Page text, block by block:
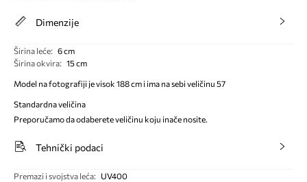
Dimenzije
Širina leće: 6 cm
Širina okvira: 15 cm
Model na fotografiji je visok 188 cm i ima na sebi veličinu 57
Standardna veličina
Preporučamo da odaberete veličinu koju inače nosite.
Tehnički podaci
Premazi i svojstva leća:
UV400